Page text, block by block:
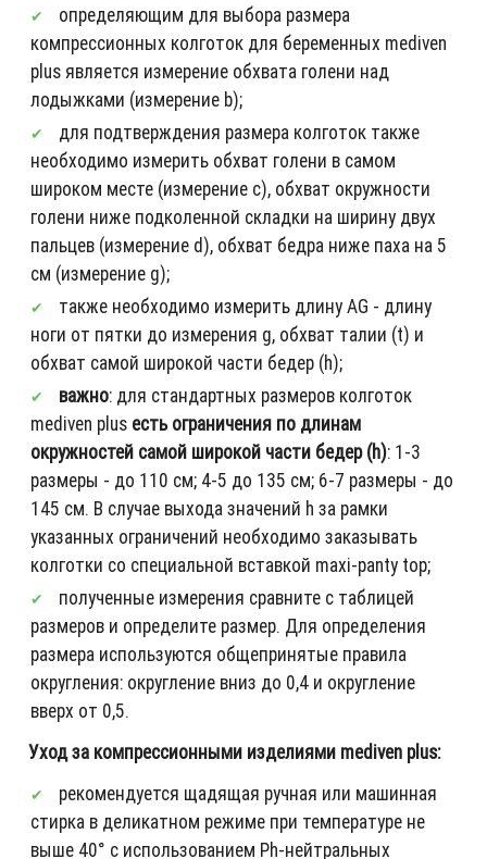
определяющим для выбора размера
компрессионных колготок для беременных mediven
plus является измерение обхвата голени над
лодыжками (измерение b);
для подтверждения размера колготок также
необходимо измерить обхват голени в самом
широком месте (измерение c), обхват окружности
голени ниже подколенной складки на ширину двух
пальцев (измерение d), обхват бедра ниже паха на 5
см (измерение g);
также необходимо измерить длину AG - длину
ноги от пятки до измерения g, обхват талии (t) и
обхват самой широкой части бедер (h);
важно: для стандартных размеров колготок
mediven plus есть ограничения по длинам
окружностей самой широкой части бедер (h): 1-3
размеры - до 110 см; 4-5 до 135 см; 6-7 размеры - до
145 см. В случае выхода значений h за рамки
указанных ограничений необходимо заказывать
колготки со специальной вставкой maxi-panty top;
полученные измерения сравните с таблицей
размеров и определите размер. Для определения
размера используются общепринятые правила
округления: округление вниз до 0,4 и округление
вверх от 0,5.
Уход за компрессионными изделиями mediven plus:
рекомендуется щадящая ручная или машинная
стирка в деликатном режиме при температуре не
выше 40° с использованием Ph-нейтральных